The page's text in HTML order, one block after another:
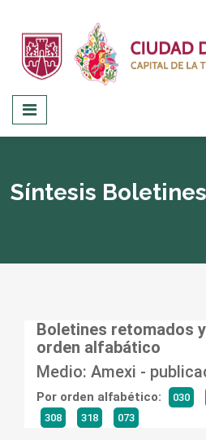
Síntesis
Boletines retomados
orden alfabático
Medio: Amexi -
Por orden alfabético: 030
308
318 073